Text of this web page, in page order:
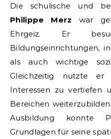
Die schulische und
Philippe Merz war
Ehrgeiz. Er
Bildungseinrichtungen,
als auch wichtige
Gleichzeitig nutzte er
Interessen zu vertiefen
Bereichen
Ausbildung konnte
Grundlagen für seine